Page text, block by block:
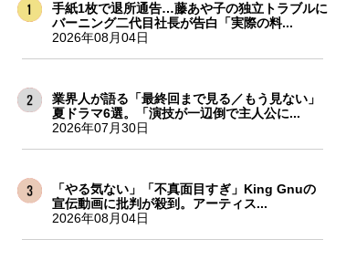
手紙1枚で退所通告…藤あや子の独立トラブルに
バーニング二代目社長が告白「実際の料...
2026年08月04日
業界人が語る「最終回まで見る／もう見ない」
夏ドラマ6選。「演技が一辺倒で主人公に...
2026年07月30日
「やる気ない」「不真面目すぎ」King Gnuの
宣伝動画に批判が殺到。アーティス...
2026年08月04日